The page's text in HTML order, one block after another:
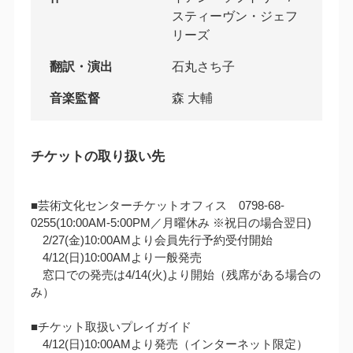
スティーヴン・ジェフ
リーズ
翻訳・演出 石丸さち子
音楽監督 森 大輔
チケットの取り扱い先
■芸術文化センターチケットオフィス 0798-68-
0255(10:00AM‐5:00PM／月曜休み ※祝日の場合翌日)
2/27(金)10:00AMより会員先行予約受付開始
4/12(日)10:00AMより一般発売
窓口での発売は4/14(火)より開始（残席がある場合の
み）
■チケット取扱いプレイガイド
4/12(日)10:00AMより発売（インターネット限定）